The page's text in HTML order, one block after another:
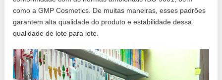
como a GMP Cosmetics. De muitas maneiras, esses padrões
garantem alta qualidade do produto e estabilidade dessa
qualidade de lote para lote.